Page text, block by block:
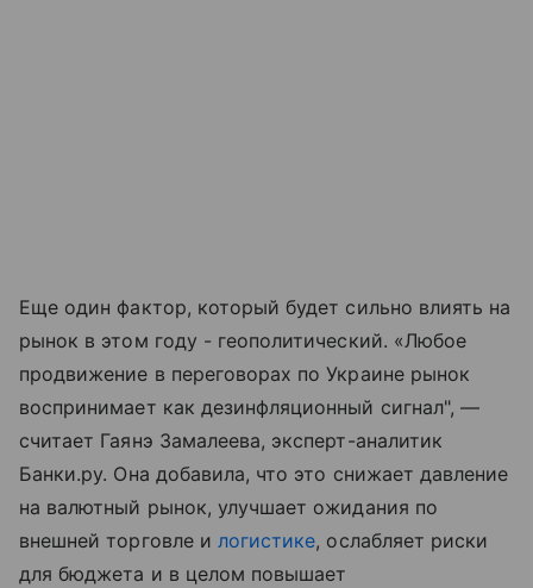
Еще один фактор, который будет сильно влиять на
рынок в этом году - геополитический. «Любое
продвижение в переговорах по Украине рынок
воспринимает как дезинфляционный сигнал", —
считает Гаянэ Замалеева, эксперт-аналитик
Банки.ру. Она добавила, что это снижает давление
на валютный рынок, улучшает ожидания по
внешней торговле и логистике, ослабляет риски
для бюджета и в целом повышает